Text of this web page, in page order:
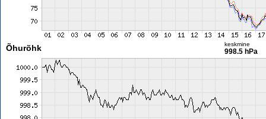
Õhurõhk keskmine
998.5 hPa